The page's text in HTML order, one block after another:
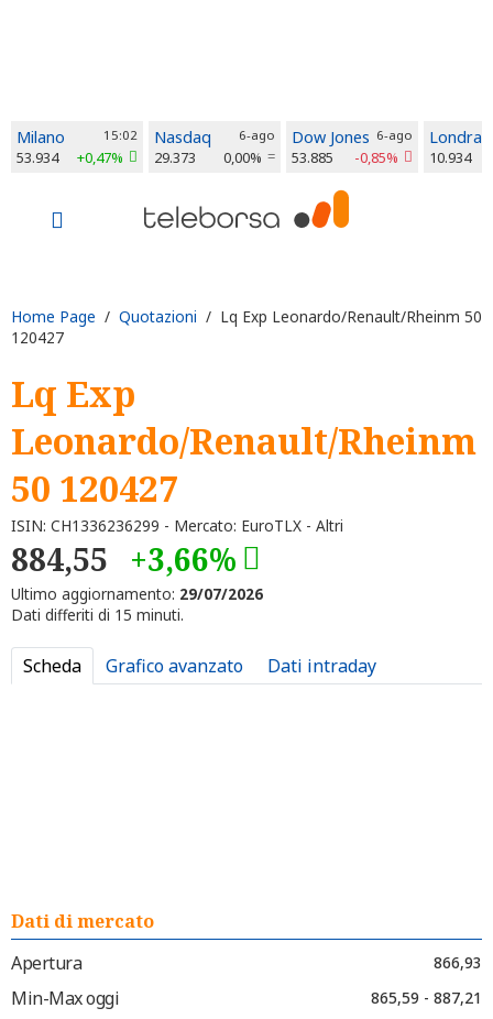
Milano 15:02
53.934 +0,47%
Nasdaq 6-ago
29.373 0,00%
Dow Jones 6-ago
53.885 -0,85%
Londra
10.934
Home Page / Quotazioni / Lq Exp Leonardo/Renault/Rheinm 50
120427
Lq Exp
Leonardo/Renault/Rheinm
50 120427
ISIN: CH1336236299 - Mercato: EuroTLX - Altri
884,55 +3,66%
Ultimo aggiornamento: 29/07/2026
Dati differiti di 15 minuti.
Scheda Grafico avanzato Dati intraday
Dati di mercato
Apertura
866,93
Min-Max oggi 865,59 - 887,21